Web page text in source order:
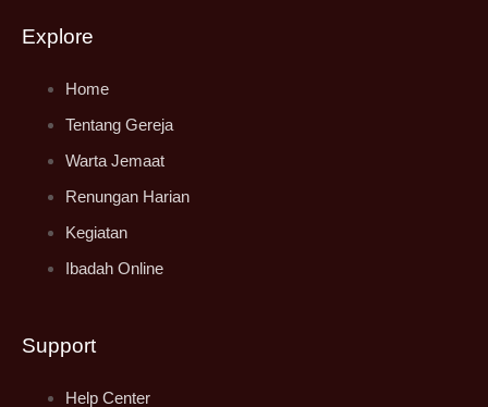
Explore
Home
Tentang Gereja
Warta Jemaat
Renungan Harian
Kegiatan
Ibadah Online
Support
Help Center